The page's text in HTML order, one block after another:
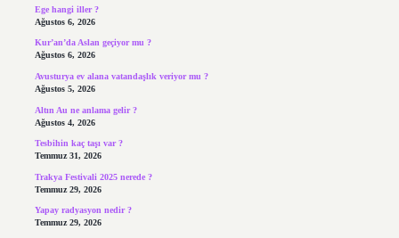
Ege hangi iller ?
Ağustos 6, 2026
Kur’an’da Aslan geçiyor mu ?
Ağustos 6, 2026
Avusturya ev alana vatandaşlık veriyor mu ?
Ağustos 5, 2026
Altın Au ne anlama gelir ?
Ağustos 4, 2026
Tesbihin kaç taşı var ?
Temmuz 31, 2026
Trakya Festivali 2025 nerede ?
Temmuz 29, 2026
Yapay radyasyon nedir ?
Temmuz 29, 2026